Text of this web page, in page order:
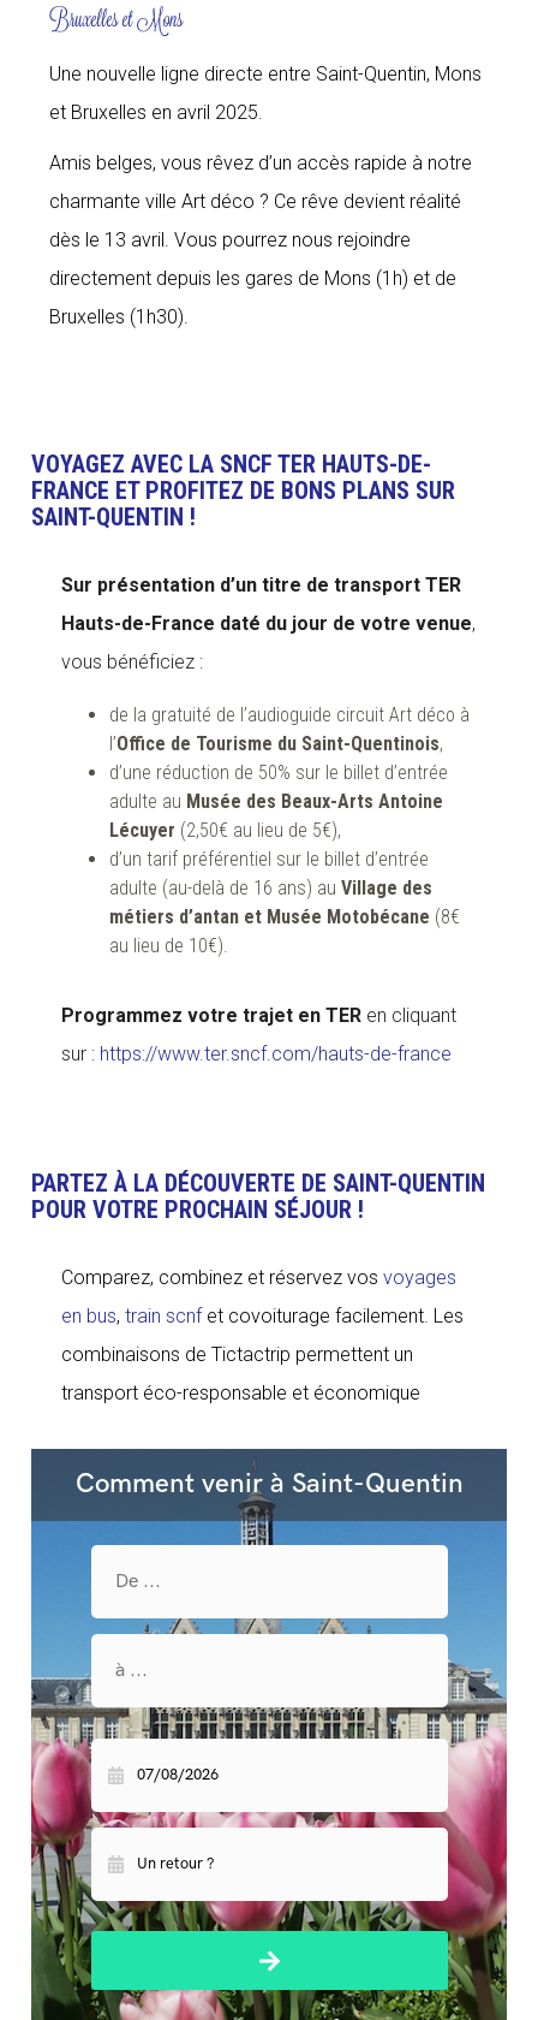
Bruxelles et Mons
Une nouvelle ligne directe entre Saint-Quentin, Mons
et Bruxelles en avril 2025.
Amis belges, vous rêvez d’un accès rapide à notre
charmante ville Art déco ? Ce rêve devient réalité
dès le 13 avril. Vous pourrez nous rejoindre
directement depuis les gares de Mons (1h) et de
Bruxelles (1h30).
VOYAGEZ AVEC LA SNCF TER HAUTS-DE-
FRANCE ET PROFITEZ DE BONS PLANS SUR
SAINT-QUENTIN !
Sur présentation d’un titre de transport TER
Hauts-de-France daté du jour de votre venue,
vous bénéficiez :
de la gratuité de l’audioguide circuit Art déco à
l’Office de Tourisme du Saint-Quentinois,
d’une réduction de 50% sur le billet d’entrée
adulte au Musée des Beaux-Arts Antoine
Lécuyer (2,50€ au lieu de 5€),
d’un tarif préférentiel sur le billet d’entrée
adulte (au-delà de 16 ans) auVillage des
métiers d’antan et Musée Motobécane (8€
au lieu de 10€).
Programmez votre trajet en TER en cliquant
sur : https://www.ter.sncf.com/hauts-de-france
PARTEZ À LA DÉCOUVERTE DE SAINT-QUENTIN
POUR VOTRE PROCHAIN SÉJOUR !
Comparez, combinez et réservez vosvoyages
en bus,train scnfet covoiturage facilement. Les
combinaisons de Tictactrip permettent un
transport éco-responsable et économique